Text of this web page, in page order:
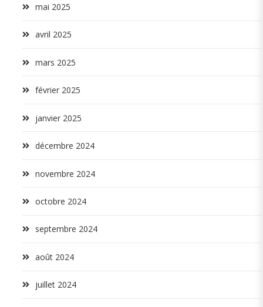
mai 2025
avril 2025
mars 2025
février 2025
janvier 2025
décembre 2024
novembre 2024
octobre 2024
septembre 2024
août 2024
juillet 2024